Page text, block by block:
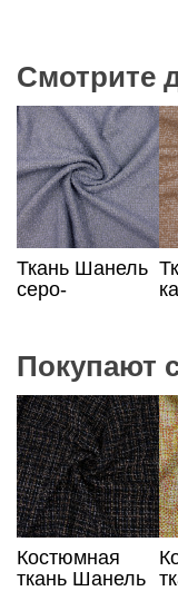
Смотрите
Ткань Шанель
серо-
Покупают
Костюмная
ткань Шанель